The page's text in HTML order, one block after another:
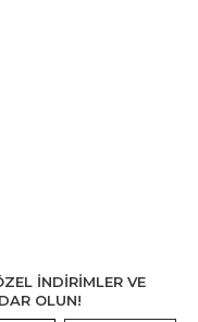
İNDİRİMLER VE
OLUN!